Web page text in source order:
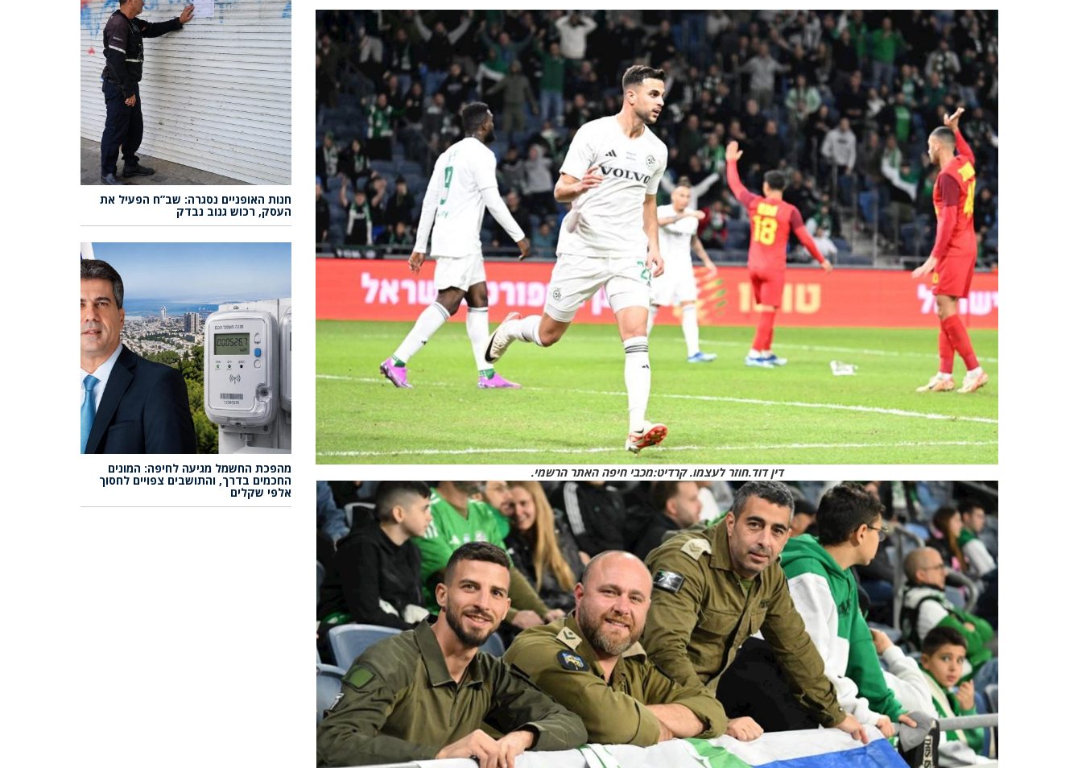
דין דוד.חוזר לעצמו. קרדיט:מכבי חיפה האתר הרשמי.
חנות האופניים נסגרה: שב”ח הפעיל את
העסק, רכוש גנוב נבדק
מהפכת החשמל מגיעה לחיפה: המונים
החכמים בדרך, והתושבים צפויים לחסוך
אלפי שקלים